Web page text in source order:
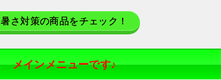
暑さ対策の商品をチェック！
メインメニューです♪